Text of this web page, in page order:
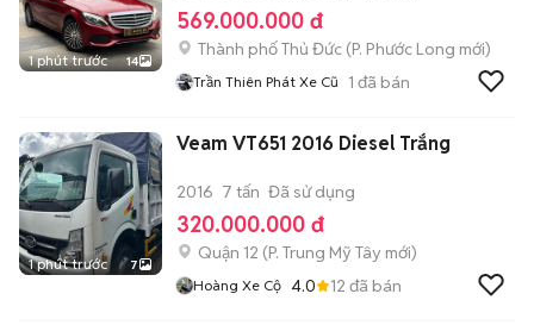
1 phút trước 14
569.000.000 đ
Thành phố Thủ Đức (P. Phước Long mới)
Trần Thiên Phát Xe Cũ 1 đã bán
1 phút trước 7
Veam VT651 2016 Diesel Trắng
2016 7 tấn Đã sử dụng
320.000.000 đ
Quận 12 (P. Trung Mỹ Tây mới)
Hoàng Xe Cộ 4.0 12 đã bán